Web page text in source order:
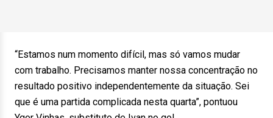
“Estamos num momento difícil, mas só vamos mudar
com trabalho. Precisamos manter nossa concentração no
resultado positivo independentemente da situação. Sei
que é uma partida complicada nesta quarta”, pontuou